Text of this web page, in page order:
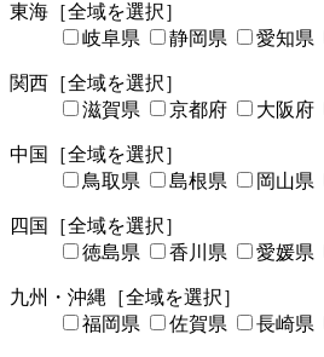
東海 ［全域を選択］
岐阜県
静岡県 愛知県
関西 ［全域を選択］
滋賀県
京都府 大阪府
中国
［全域を選択］
鳥取県
島根県 岡山県
四国
［全域を選択］
徳島県
香川県 愛媛県
九州・沖縄 ［全域を選択］
福岡県
佐賀県 長崎県